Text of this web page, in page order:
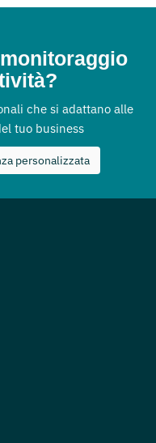
che si adattano alle
tuo business
personalizzata